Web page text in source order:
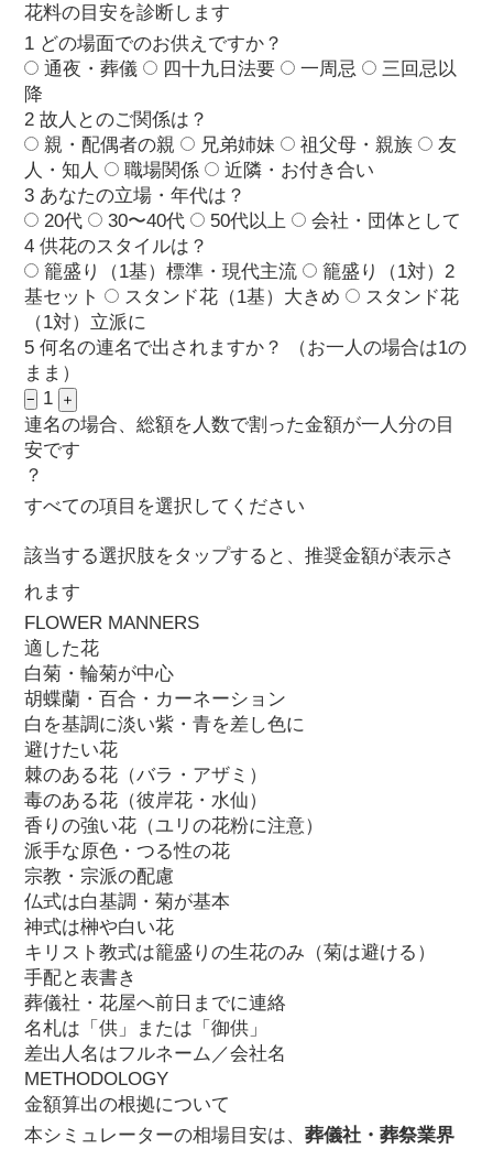
花料の目安を診断します
1 どの場面でのお供えですか？
通夜・葬儀
四十九日法要 一周忌
三回忌以
降
2 故人とのご関係は？
親・配偶者の親
兄弟姉妹 祖父母・親族
友
人・知人
職場関係
近隣・お付き合い
3 あなたの立場・年代は？
20代
30〜40代 50代以上
会社・団体として
4 供花のスタイルは？
籠盛り（1基）標準・現代主流 籠盛り（1対）2
基セット
スタンド花（1基） 大きめ
スタンド花
（1対） 立派に
5 何名の連名で出されますか？
（お一人の場合は1の
まま）
− 1 ＋
連名の場合、総額を人数で割った金額が一人分の目
安です
？
すべての項目を選択してください
該当する選択肢をタップすると、推奨金額が表示さ
れます
FLOWER MANNERS
適した花
白菊・輪菊が中心
胡蝶蘭・百合・カーネーション
白を基調に淡い紫・青を差し色に
避けたい花
棘のある花（バラ・アザミ）
毒のある花（彼岸花・水仙）
香りの強い花（ユリの花粉に注意）
派手な原色・つる性の花
宗教・宗派の配慮
仏式は白基調・菊が基本
神式は榊や白い花
キリスト教式は籠盛りの生花のみ（菊は避ける）
手配と表書き
葬儀社・花屋へ前日までに連絡
名札は「供」または「御供」
差出人名はフルネーム／会社名
METHODOLOGY
金額算出の根拠について
本シミュレーターの相場目安は、葬儀社・葬祭業界